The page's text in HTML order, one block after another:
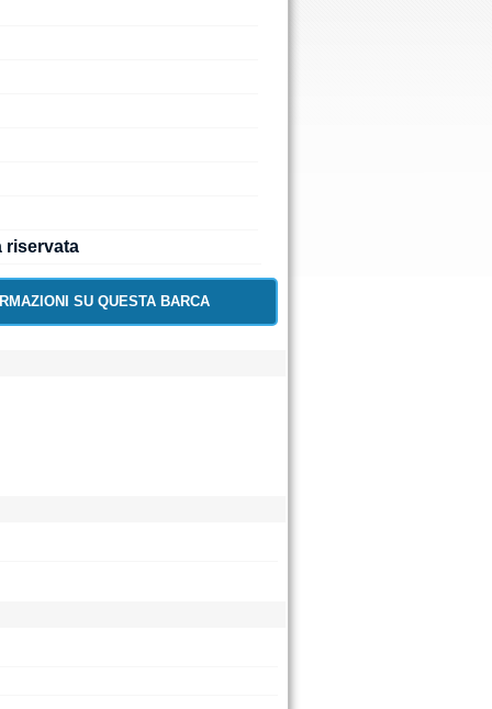
riservata
SU QUESTA BARCA